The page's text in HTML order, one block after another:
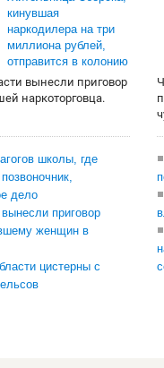
кинувшая
наркодилера на три
миллиона рублей,
отправится в колонию
вынесли приговор
наркоторговца.
школы, где
дело
приговор
женщин в
цистерны с